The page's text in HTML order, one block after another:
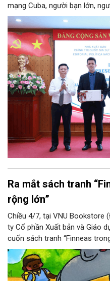
mạng Cuba, người bạn lớn,
Đảng, Nhà nước và nhân dân
Nhà xuất bản Chính trị quốc
giáo Trung ương tổ chức Lễ
tác phẩm chọn lọc của Tổng
tập bằng tiếng Tây Ban Nha.
Ra mắt sách tranh
rộng lớn”
Chiều 4/7, tại VNU Bookstore
ty Cổ phần Xuất bản và Giáo
cuốn sách tranh “Finneas
hành trình của một chú voi
thông điệp ý nghĩa về tình yêu
trường và trách nhiệm với thế